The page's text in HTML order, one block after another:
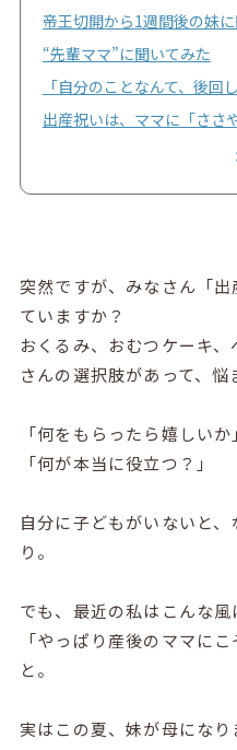
帝王切開から1週間後の妹
“先輩ママ”に聞いてみた
「自分のことなんて、後
出産祝いは、ママに「ささ
突然ですが、みなさん「
ていますか？
おくるみ、おむつケーキ
さんの選択肢があって、悩
「何をもらったら嬉しい
「何が本当に役立つ？」
自分に子どもがいないと
り。
でも、最近の私はこんな風
「やっぱり産後のママに
と。
実はこの夏、妹が母になり